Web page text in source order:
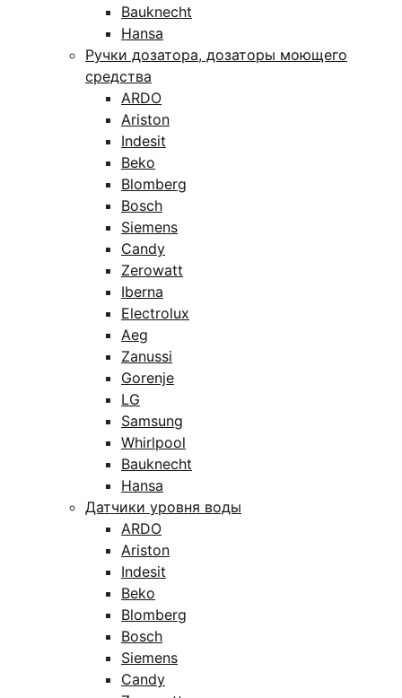
Bauknecht
Hansa
Ручки дозатора, дозаторы моющего
средства
ARDO
Ariston
Indesit
Beko
Blomberg
Bosch
Siemens
Candy
Zerowatt
Iberna
Electrolux
Aeg
Zanussi
Gorenje
LG
Samsung
Whirlpool
Bauknecht
Hansa
Датчики уровня воды
ARDO
Ariston
Indesit
Beko
Blomberg
Bosch
Siemens
Candy